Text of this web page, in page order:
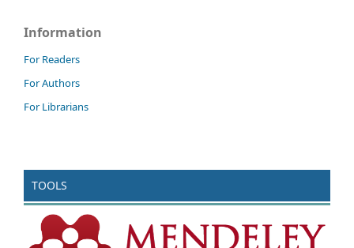
Information
For Readers
For Authors
For Librarians
TOOLS